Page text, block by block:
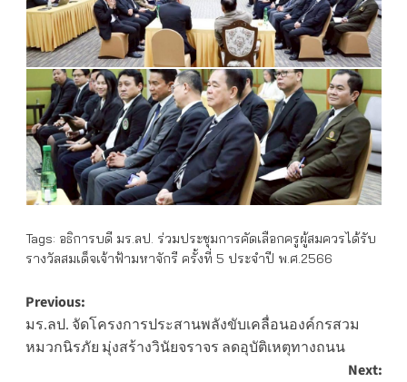
Tags: อธิการบดี มร.ลป. ร่วมประชุมการคัดเลือกครูผู้สมควรได้รับ
รางวัลสมเด็จเจ้าฟ้ามหาจักรี ครั้งที่ 5 ประจำปี พ.ศ.2566
Post
navigation
Previous:
มร.ลป. จัดโครงการประสานพลังขับเคลื่อนองค์กรสวม
หมวกนิรภัย มุ่งสร้างวินัยจราจร ลดอุบัติเหตุทางถนน
Next: